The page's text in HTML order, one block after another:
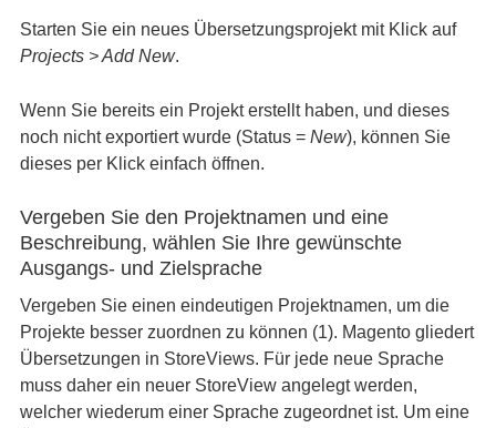
Starten Sie ein neues Übersetzungsprojekt mit Klick auf
Projects > Add New.
Wenn Sie bereits ein Projekt erstellt haben, und dieses
noch nicht exportiert wurde (Status = New), können Sie
dieses per Klick einfach öffnen.
Vergeben Sie den Projektnamen und eine
Beschreibung, wählen Sie Ihre gewünschte
Ausgangs- und Zielsprache
Vergeben Sie einen eindeutigen Projektnamen, um die
Projekte besser zuordnen zu können (1). Magento gliedert
Übersetzungen in StoreViews. Für jede neue Sprache
muss daher ein neuer StoreView angelegt werden,
welcher wiederum einer Sprache zugeordnet ist. Um eine